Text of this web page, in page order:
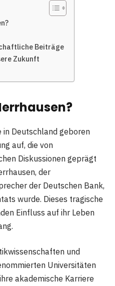
Beiträge
Zukunft
in Deutschland geboren
auf, die von
Diskussionen geprägt
der
der Deutschen Bank,
wurde. Dieses tragische
Einfluss auf ihr Leben
und
Universitäten
akademische Karriere